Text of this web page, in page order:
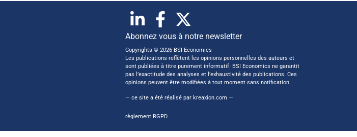
Abonnez vous à notre newsletter
Copyrights © 2026 BSI Economics
Les publications reflètent les opinions personnelles des auteurs et
sont publiées à titre purement informatif. BSI Economics ne garantit
pas l’exactitude des analyses et l’exhaustivité des publications. Ces
opinions peuvent être modifiées à tout moment sans notification.
— ce site a été réalisé par kreaxion.com —
règlement RGPD